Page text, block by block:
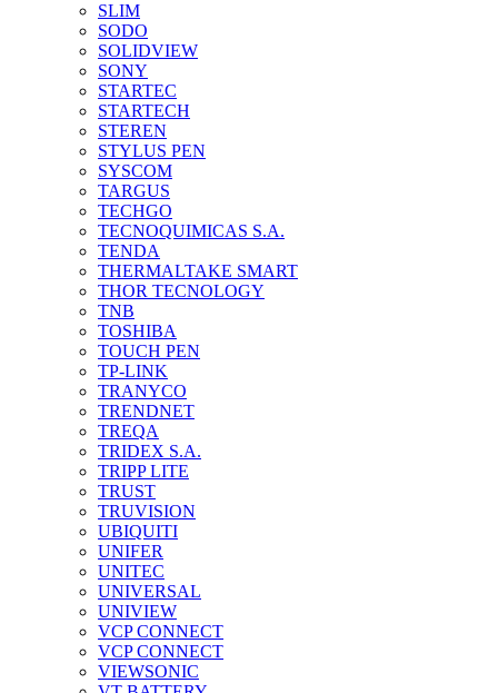
SLIM
SODO
SOLIDVIEW
SONY
STARTEC
STARTECH
STEREN
STYLUS PEN
SYSCOM
TARGUS
TECHGO
TECNOQUIMICAS S.A.
TENDA
THERMALTAKE SMART
THOR TECNOLOGY
TNB
TOSHIBA
TOUCH PEN
TP-LINK
TRANYCO
TRENDNET
TREQA
TRIDEX S.A.
TRIPP LITE
TRUST
TRUVISION
UBIQUITI
UNIFER
UNITEC
UNIVERSAL
UNIVIEW
VCP CONNECT
VCP CONNECT
VIEWSONIC